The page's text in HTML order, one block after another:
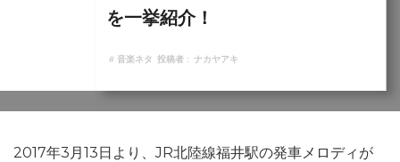
を一挙紹介！
# 音楽ネタ 投稿者 : ナカヤアキ
2017年3月13日より、JR北陸線福井駅の発車メロディが